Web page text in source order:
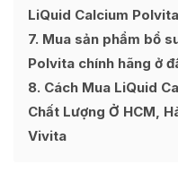
LiQuid Calcium
7 Mua sản phẩm bổ
Polvita chính hãng ở
8 Cách Mua LiQuid
Chất Lượng Ở HCM,
Vivita